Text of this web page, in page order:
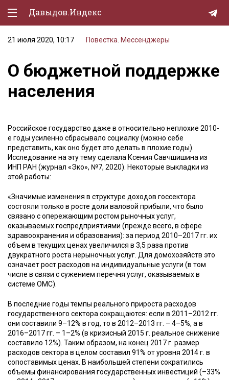
Давыдов.Индекс
Политическая жизнь
Экономика
Природа
Спорт
Культура
Lifestyle
Мурзилка
21 июля 2020, 10:17 Повестка. Мессенджеры
О бюджетной поддержке
населения
Российское государство даже в относительно неплохие 2010-
е годы усиленно сбрасывало социалку (можно себе
представить, как оно будет это делать в плохие годы).
Исследование на эту тему сделала Ксения Савчшишина из
ИНП РАН (журнал «Эко», №7, 2020). Некоторые выкладки из
этой работы:
«Значимые изменения в структуре доходов госсектора
состояли только в росте доли валовой прибыли, что было
связано с опережающим ростом рыночных услуг,
оказываемых госпредприятиями (прежде всего, в сфере
здравоохранения и образования): за период 2010–2017 гг. их
объем в текущих ценах увеличился в 3,5 раза против
двукратного роста нерыночных услуг. Для домохозяйств это
означает рост расходов на индивидуальные услуги (в том
числе в связи с сужением перечня услуг, оказываемых в
системе ОМС).
В последние годы темпы реального прироста расходов
государственного сектора сокращаются: если в 2011–2012 гг.
они составили 9–12% в год, то в 2012–2013 гг. – 4–5%, а в
2016–2017 гг. – 1–2% (в кризисный 2015 г. реальное снижение
составило 12%). Таким образом, на конец 2017 г. размер
расходов сектора в целом составил 91% от уровня 2014 г. в
сопоставимых ценах. В наибольшей степени сократились
объемы финансирования государственных инвестиций (–33%